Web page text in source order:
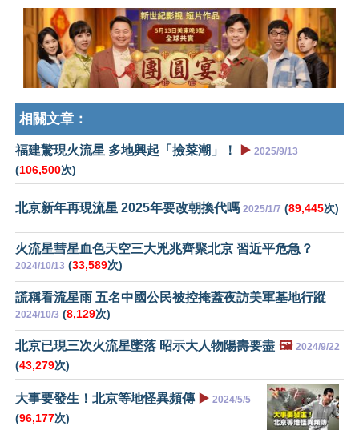
相關文章：
福建驚現火流星 多地興起「撿菜潮」！ ▶️ 2025/9/13
(106,500次)
北京新年再現流星 2025年要改朝換代嗎 2025/1/7 (89,445次)
火流星彗星血色天空三大兇兆齊聚北京 習近平危急？
2024/10/13 (33,589次)
謊稱看流星雨 五名中國公民被控掩蓋夜訪美軍基地行蹤
2024/10/3 (8,129次)
北京已現三次火流星墜落 昭示大人物陽壽要盡 🖼️ 2024/9/22
(43,279次)
大事要發生！北京等地怪異頻傳 ▶️ 2024/5/5
(96,177次)